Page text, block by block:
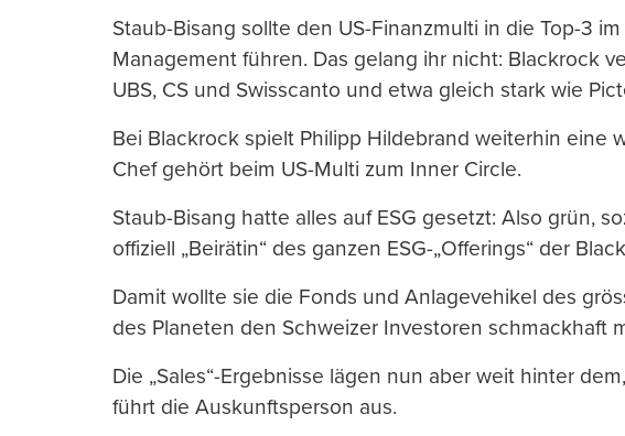
Staub-Bisang sollte den US-Finanzmulti in die Top-3
Management führen. Das gelang ihr nicht: Blackrock
UBS, CS und Swisscanto und etwa gleich stark wie
Bei Blackrock spielt Philipp Hildebrand weiterhin eine
Chef gehört beim US-Multi zum Inner Circle.
Staub-Bisang hatte alles auf ESG gesetzt: Also grün,
offiziell „Beirätin“ des ganzen ESG-„Offerings“ der
Damit wollte sie die Fonds und Anlagevehikel des
des Planeten den Schweizer Investoren schmackhaft
Die „Sales“-Ergebnisse lägen nun aber weit hinter
führt die Auskunftsperson aus.